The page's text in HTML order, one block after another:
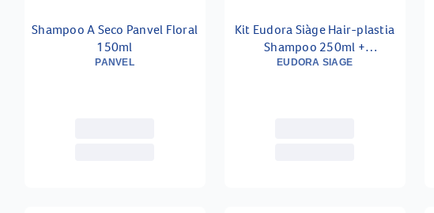
Shampoo A Seco Panvel Floral
150ml
PANVEL
Kit Eudora Siàge Hair-plastia
Shampoo 250ml +
Condicionador 125ml
EUDORA SIAGE